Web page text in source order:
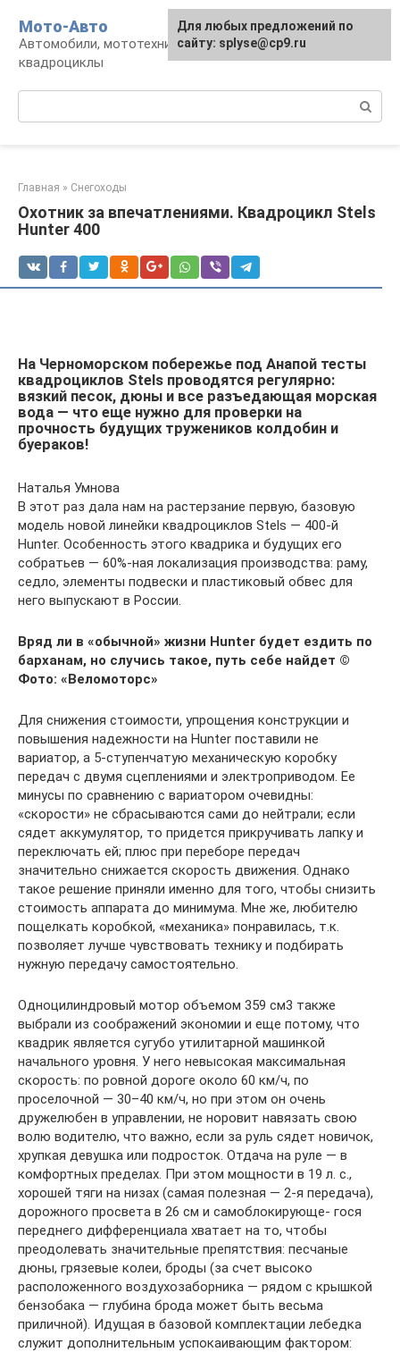
контенту
Мото-Авто
Автомобили, мототехника, снегоходы,
квадроциклы
Главная » Снегоходы
Охотник за впечатлениями. Квадроцикл Stels
Hunter 400
На Черноморском побережье под Анапой тесты
квадроциклов Stels проводятся регулярно:
вязкий песок, дюны и все разъедающая морская
вода — что еще нужно для проверки на
прочность будущих тружеников колдобин и
буераков!
Наталья Умнова
В этот раз дала нам на растерзание первую, базовую
модель новой линейки квадроциклов Stels — 400‑й
Hunter. Особенность этого квадрика и будущих его
собратьев — 60%-ная локализация производства: раму,
седло, элементы подвески и пластиковый обвес для
него выпускают в России.
Вряд ли в «обычной» жизни Hunter будет ездить по
барханам, но случись такое, путь себе найдет ©
Фото: «Веломоторс»
Для снижения стоимости, упрощения конструкции и
повышения надежности на Hunter поставили не
вариатор, а 5‑ступенчатую механическую коробку
передач с двумя сцеплениями и электроприводом. Ее
минусы по сравнению с вариатором очевидны:
«скорости» не сбрасываются сами до нейтрали; если
сядет аккумулятор, то придется прикручивать лапку и
переключать ей; плюс при переборе передач
значительно снижается скорость движения. Однако
такое решение приняли именно для того, чтобы снизить
стоимость аппарата до минимума. Мне же, любителю
пощелкать коробкой, «механика» понравилась, т.к.
позволяет лучше чувствовать технику и подбирать
нужную передачу самостоятельно.
Одноцилиндровый мотор объемом 359 см3 также
выбрали из соображений экономии и еще потому, что
квадрик является сугубо утилитарной машинкой
начального уровня. У него невысокая максимальная
скорость: по ровной дороге около 60 км/ч, по
проселочной — 30–40 км/ч, но при этом он очень
дружелюбен в управлении, не норовит навязать свою
волю водителю, что важно, если за руль сядет новичок,
хрупкая девушка или подросток. Отдача на руле — в
комфортных пределах. При этом мощности в 19 л. с.,
хорошей тяги на низах (самая полезная — 2‑я передача),
дорожного просвета в 26 см и самоблокирующе- гося
переднего дифференциала хватает на то, чтобы
преодолевать значительные препятствия: песчаные
дюны, грязевые колеи, броды (за счет высоко
расположенного воздухозаборника — рядом с крышкой
бензобака — глубина брода может быть весьма
приличной). Идущая в базовой комплектации лебедка
служит дополнительным успокаивающим фактором:
Для любых предложений по
сайту: splyse@cp9.ru